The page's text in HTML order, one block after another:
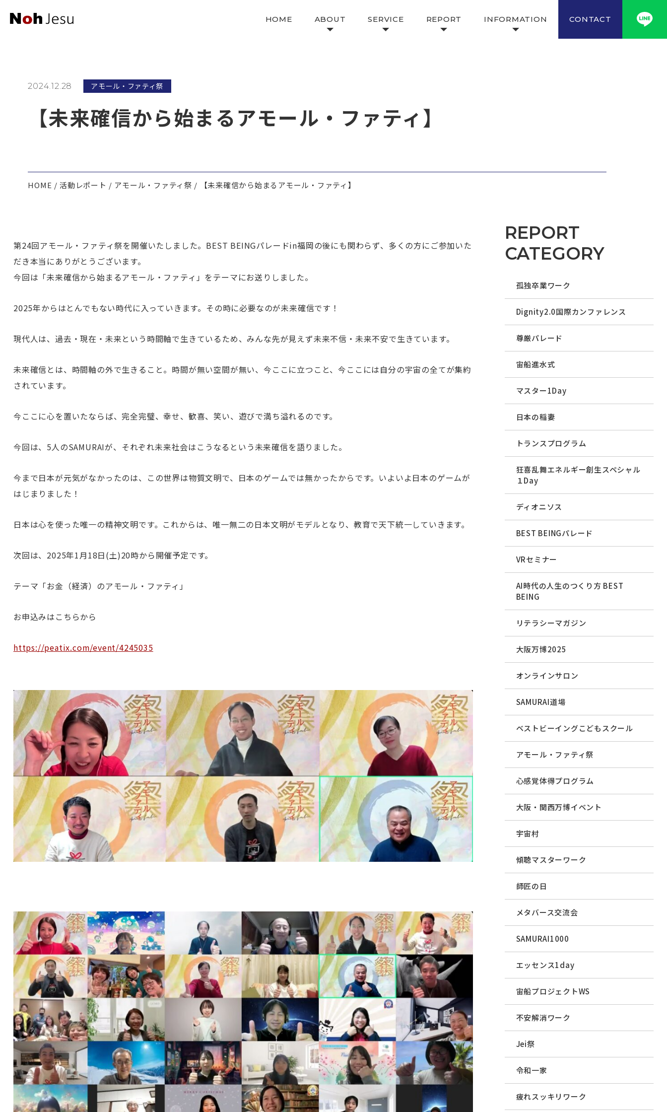
HOME ABOUT SERVICE REPORT INFORMATION CONTACT
2024.12.28 アモール・ファティ祭
【未来確信から始まるアモール・ファティ】
HOME 活動レポート アモール・ファティ祭 【未来確信から始まるアモール・ファティ】
第24回アモール・ファティ祭を開催いたしました。BEST BEINGパレードin福岡の後にも関わらず、多くの方にご参加いた
だき本当にありがとうございます。
今回は「未来確信から始まるアモール・ファティ」をテーマにお送りしました。
2025年からはとんでもない時代に入っていきます。その時に必要なのが未来確信です！
現代人は、過去・現在・未来という時間軸で生きているため、みんな先が見えず未来不信・未来不安で生きています。
未来確信とは、時間軸の外で生きること。時間が無い空間が無い、今ここに立つこと、今ここには自分の宇宙の全てが集約
されています。
今ここに心を置いたならば、完全完璧、幸せ、歓喜、笑い、遊びで満ち溢れるのです。
今回は、5人のSAMURAIが、それぞれ未来社会はこうなるという未来確信を語りました。
今まで日本が元気がなかったのは、この世界は物質文明で、日本のゲームでは無かったからです。いよいよ日本のゲームが
はじまりました！
日本は心を使った唯一の精神文明です。これからは、唯一無二の日本文明がモデルとなり、教育で天下統一していきます。
次回は、2025年1月18日(土)20時から開催予定です。
テーマ「お金（経済）のアモール・ファティ」
お申込みはこちらから
https://peatix.com/event/4245035
REPORT
CATEGORY
孤独卒業ワーク
Dignity2.0国際カンファレンス
尊厳パレード
宙船進水式
マスター1Day
日本の稲妻
トランスプログラム
狂喜乱舞エネルギー創生スペシャル
１Day
ディオニソス
BEST BEINGパレード
VRセミナー
AI時代の人生のつくり方 BEST
BEING
リテラシーマガジン
大阪万博2025
オンラインサロン
SAMURAI道場
ベストビーイングこどもスクール
アモール・ファティ祭
心感覚体得プログラム
大阪・関西万博イベント
宇宙村
傾聴マスターワーク
師匠の日
メタバース交流会
SAMURAI1000
エッセンス1day
宙船プロジェクトWS
不安解消ワーク
Jei祭
令和一家
疲れスッキリワーク